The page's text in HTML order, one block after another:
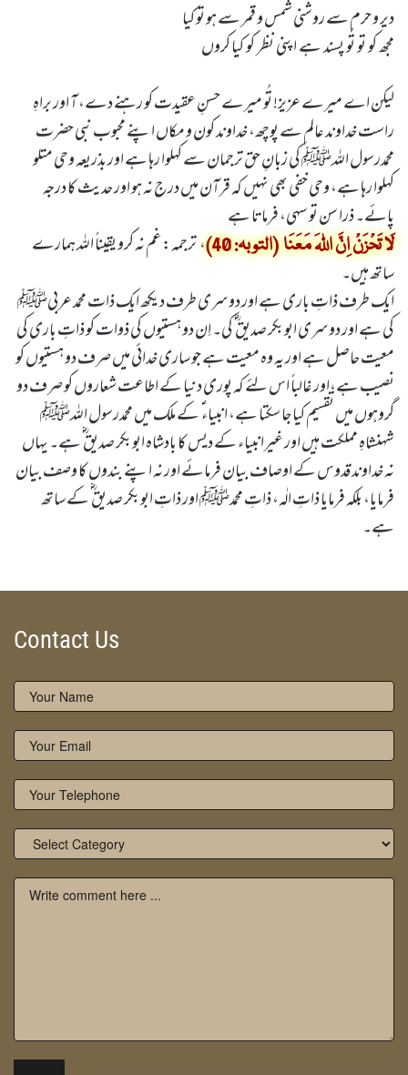
دیر و حرم سے روشنی شمس و قمر سے ہو تو کیا
مجھ کو تو تُو پسند ہے اپنی نظر کو کیا کروں
لیکن اے میرے عزیز! تُو میرے حسنِ عقیدت کو رہنے دے، آ اور براہِ
راست خداوند عالم سے پوچھ، خداوند کون و مکاں اپنے محبوب نبی حضرت
محمدرسول اللہﷺ کی زبانِ حق ترجمان سے کہلوا رہا ہے اور بذریعہ وحی متلو
کہلوا رہا ہے، وحی خفی بھی نہیں کہ قرآن میں درج نہ ہو اور حدیث کا درجہ
پائے۔ ذرا سن تو سہی، فرماتا ہے
لَا تَحْزَنْ اِنَّ اللہَ مَعَنَا (التوبہ: 40)
، ترجمہ: غم نہ کرو یقیناً اللہ ہمارے
ساتھ ہیں۔
ایک طرف ذاتِ باری ہے اور دوسری طرف دیکھ ایک ذات محمد عربیﷺ
کی ہے اور دوسری ابوبکر صدیق ؓ کی۔ اِن دو ہستیوں کی ذوات کو ذاتِ باری کی
معیت حاصل ہے اور یہ وہ معیت ہے جو ساری خدائی میں صرف دو ہستیوں کو
نصیب ہے،اور غالباً اس لئے کہ پوری دنیا کے اطاعت شعاروں کو صرف دو
گروہوں میں تقسیم کیا جا سکتا ہے، انبیاء ؑ کے ملک میں محمدرسول اللہﷺ
شہنشاہِ مملکت ہیں اور غیرانبیاء کے دیس کا بادشاہ ابوبکر صدیق ؓ ہے۔ یہاں
نہ خداوند قدوس کے اوصاف بیان فرمائے اور نہ اپنے بندوں کا وصف بیان
فرمایا، بلکہ فرمایا ذاتِ الٰہ، ذاتِ محمدﷺ اور ذاتِ ابوبکر صدیق ؓ کے ساتھ
ہے۔
Contact Us